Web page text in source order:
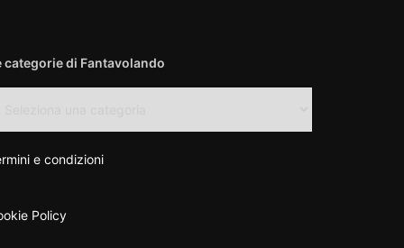
categorie di Fantavolando
e condizioni
Policy